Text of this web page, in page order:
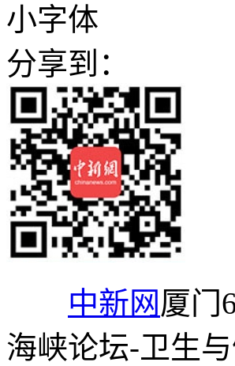
小字体
分享到：
中新网厦门
海峡论坛-卫生